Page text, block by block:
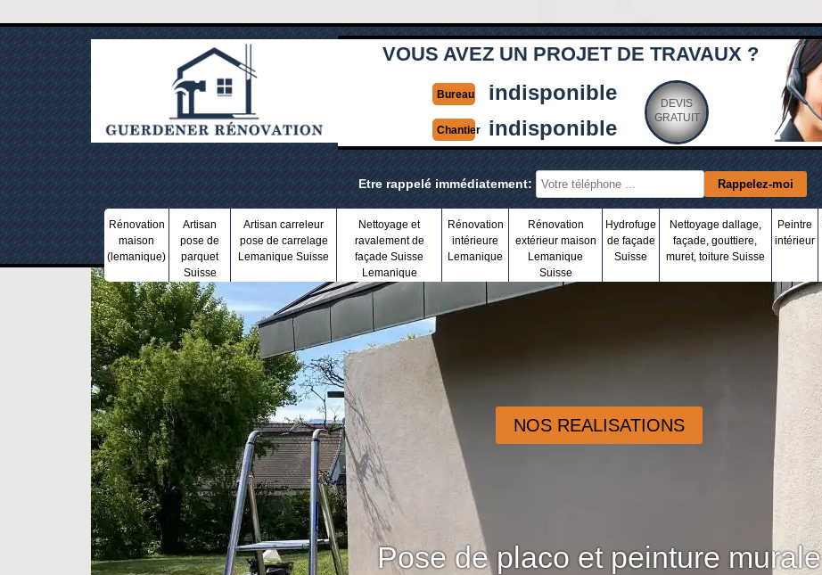
VOUS AVEZ UN PROJET DE TRAVAUX ?
Bureau indisponible
Chantier indisponible
DEVIS
GRATUIT
Etre rappelé immédiatement:
Rénovation
maison
(lemanique)
Artisan
pose de
parquet
Suisse
Artisan carreleur
pose de carrelage
Lemanique Suisse
Nettoyage et
ravalement de
façade Suisse
Lemanique
Rénovation
intérieure
Lemanique
Rénovation
extérieur maison
Lemanique
Suisse
Hydrofuge
de façade
Suisse
Nettoyage dallage,
façade, gouttiere,
muret, toiture Suisse
Peintre
intérieur
NOS REALISATIONS
Pose de placo et peinture murale